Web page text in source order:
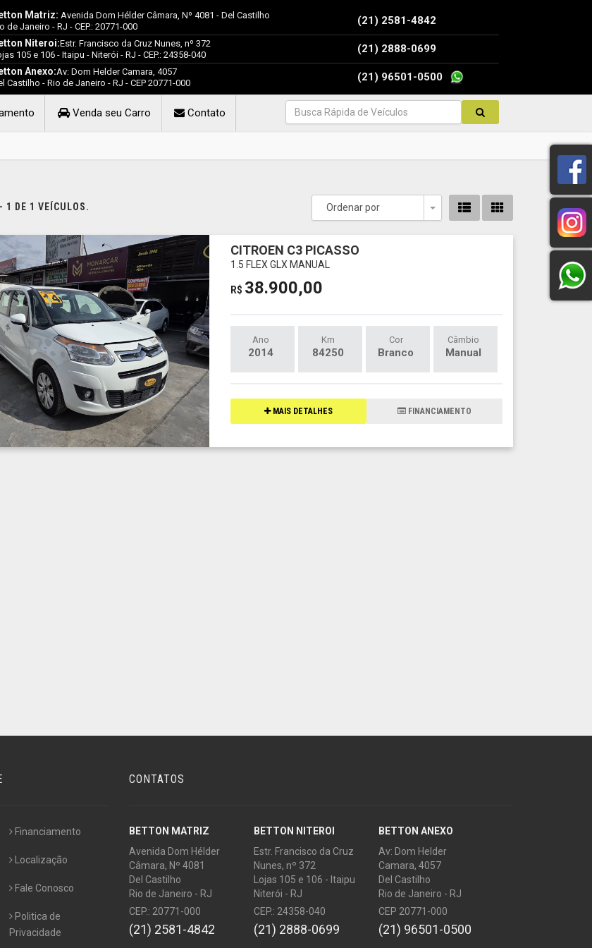
Matriz: Avenida Dom Hélder Câmara, Nº 4081 - Del Castilho
de Janeiro - RJ - CEP.: 20771-000
(21) 2581-4842
Niteroi:Estr. Francisco da Cruz Nunes, nº 372
105 e 106 - Itaipu - Niterói - RJ - CEP.: 24358-040
(21) 2888-0699
Anexo:Av: Dom Helder Camara, 4057
Castilho - Rio de Janeiro - RJ - CEP 20771-000
(21) 96501-0500
Venda seu Carro Contato
1 DE 1 VEÍCULOS. Ordenar por
Toggle Dropdown
CITROEN C3 PICASSO
1.5 FLEX GLX MANUAL
R$ 38.900,00
Ano
2014
Km
84250
Cor
Branco
Câmbio
Manual
MAIS DETALHES FINANCIAMENTO
Financiamento
Localização
Fale Conosco
Politica de
Privacidade
CONTATOS
BETTON MATRIZ
Avenida Dom Hélder
Câmara, Nº 4081
Del Castilho
Rio de Janeiro - RJ
CEP.: 20771-000
(21) 2581-4842
BETTON NITEROI
Estr. Francisco da Cruz
Nunes, nº 372
Lojas 105 e 106 - Itaipu
Niterói - RJ
CEP.: 24358-040
(21) 2888-0699
BETTON ANEXO
Av: Dom Helder
Camara, 4057
Del Castilho
Rio de Janeiro - RJ
CEP 20771-000
(21) 96501-0500